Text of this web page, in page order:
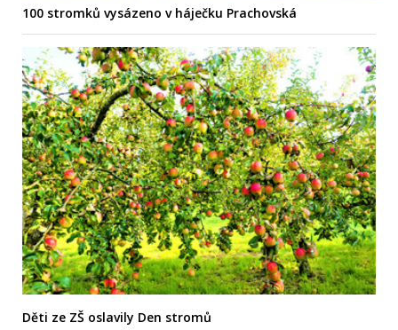
100 stromků vysázeno v háječku Prachovská
Děti ze ZŠ oslavily Den stromů